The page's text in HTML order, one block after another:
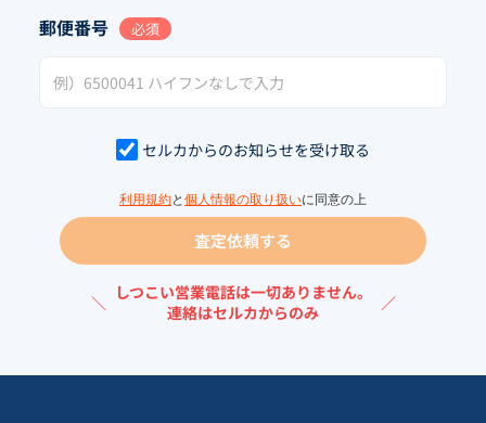
郵便番号 必須
セルカからのお知らせを受け取る
利用規約と 個人情報の取り扱いに同意の上
査定依頼する
＼
しつこい営業電話は一切ありません。
連絡はセルカからのみ
／